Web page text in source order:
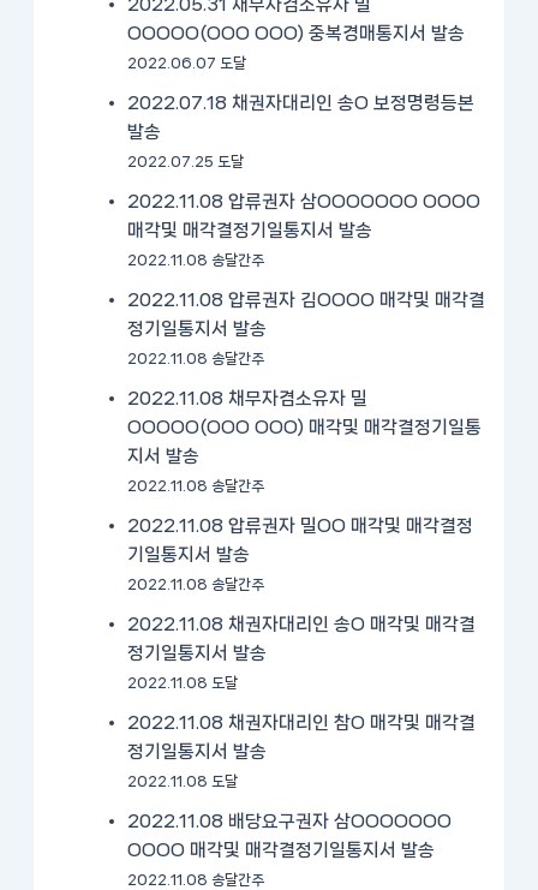
2022.05.31 채무자겸소유자 밀
OOOOO(OOO OOO) 중복경매통지서 발송
2022.06.07 도달
2022.07.18 채권자대리인 송O 보정명령등본
발송
2022.07.25 도달
2022.11.08 압류권자 삼OOOOOOO OOOO
매각및 매각결정기일통지서 발송
2022.11.08 송달간주
2022.11.08 압류권자 김OOOO 매각및 매각결
정기일통지서 발송
2022.11.08 송달간주
2022.11.08 채무자겸소유자 밀
OOOOO(OOO OOO) 매각및 매각결정기일통
지서 발송
2022.11.08 송달간주
2022.11.08 압류권자 밀OO 매각및 매각결정
기일통지서 발송
2022.11.08 송달간주
2022.11.08 채권자대리인 송O 매각및 매각결
정기일통지서 발송
2022.11.08 도달
2022.11.08 채권자대리인 참O 매각및 매각결
정기일통지서 발송
2022.11.08 도달
2022.11.08 배당요구권자 삼OOOOOOO
OOOO 매각및 매각결정기일통지서 발송
2022.11.08 송달간주